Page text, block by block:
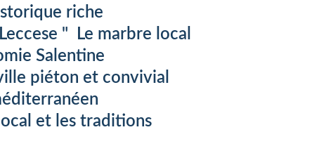
riche
"  Le marbre local
Salentine
piéton et convivial
et les traditions